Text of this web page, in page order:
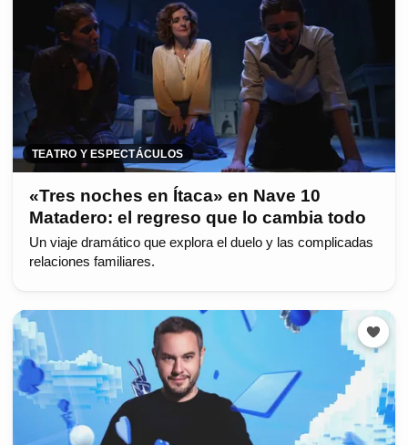
TEATRO Y ESPECTÁCULOS
«Tres noches en Ítaca» en Nave 10
Matadero: el regreso que lo cambia todo
Un viaje dramático que explora el duelo y las complicadas
relaciones familiares.